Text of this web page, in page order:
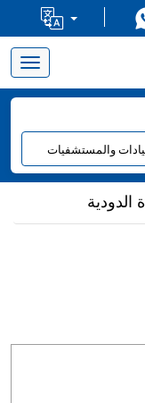
Toggle
navigation
الدودية